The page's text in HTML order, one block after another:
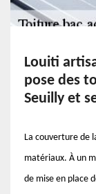
Louiti
pose des
Seuilly et
La couverture de
matériaux. À un
de mise en place